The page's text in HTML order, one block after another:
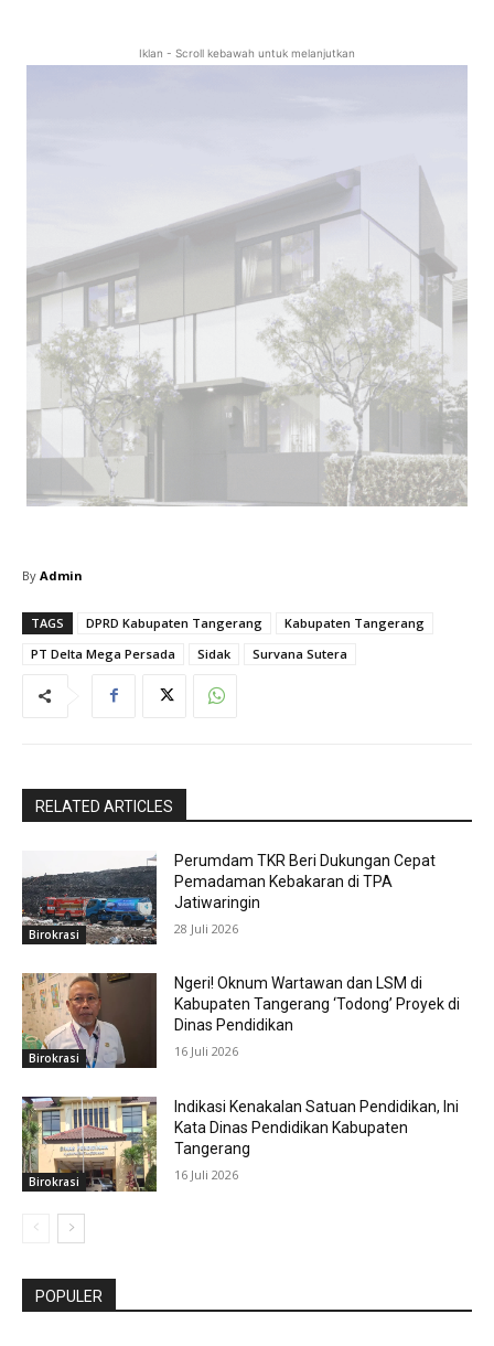
Iklan - Scroll kebawah untuk melanjutkan
By Admin
TAGS DPRD Kabupaten Tangerang
Kabupaten Tangerang
PT Delta Mega Persada
Sidak Survana Sutera
RELATED ARTICLES
Birokrasi
Perumdam TKR Beri Dukungan Cepat
Pemadaman Kebakaran di TPA
Jatiwaringin
28 Juli 2026
Birokrasi
Ngeri! Oknum Wartawan dan LSM di
Kabupaten Tangerang ‘Todong’ Proyek di
Dinas Pendidikan
16 Juli 2026
Birokrasi
Indikasi Kenakalan Satuan Pendidikan, Ini
Kata Dinas Pendidikan Kabupaten
Tangerang
16 Juli 2026
POPULER